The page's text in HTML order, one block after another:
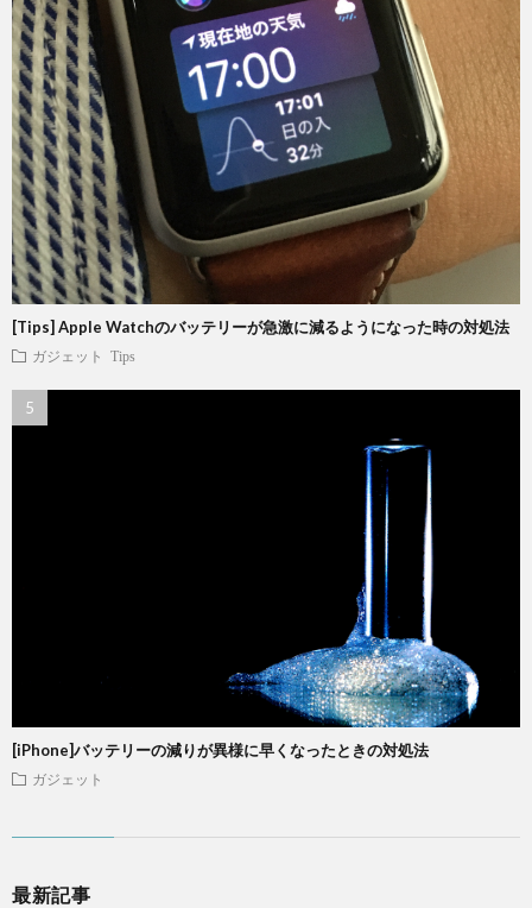
[Tips] Apple Watchのバッテリーが急激に減るようになった時の対処法
ガジェット Tips
[iPhone]バッテリーの減りが異様に早くなったときの対処法
ガジェット
最新記事